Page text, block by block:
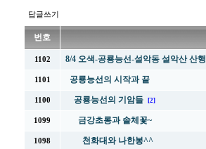
답글쓰기
번호
1102 8/4 오색-공룡능선-설악동 설악산 산행
1101 공룡능선의 시작과 끝
1100 공룡능선의 기암들 [2]
1099 금강초롱과 솔체꽃~
1098 천화대와 나한봉^^